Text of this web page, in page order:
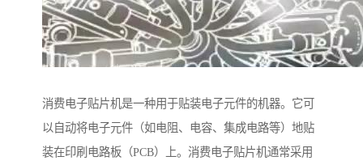
消费电子贴片机是一种用于贴装电子元件的机器。它可
以自动将电子元件（如电阻、电容、集成电路等）地贴
装在印刷电路板（PCB）上。消费电子贴片机通常采用